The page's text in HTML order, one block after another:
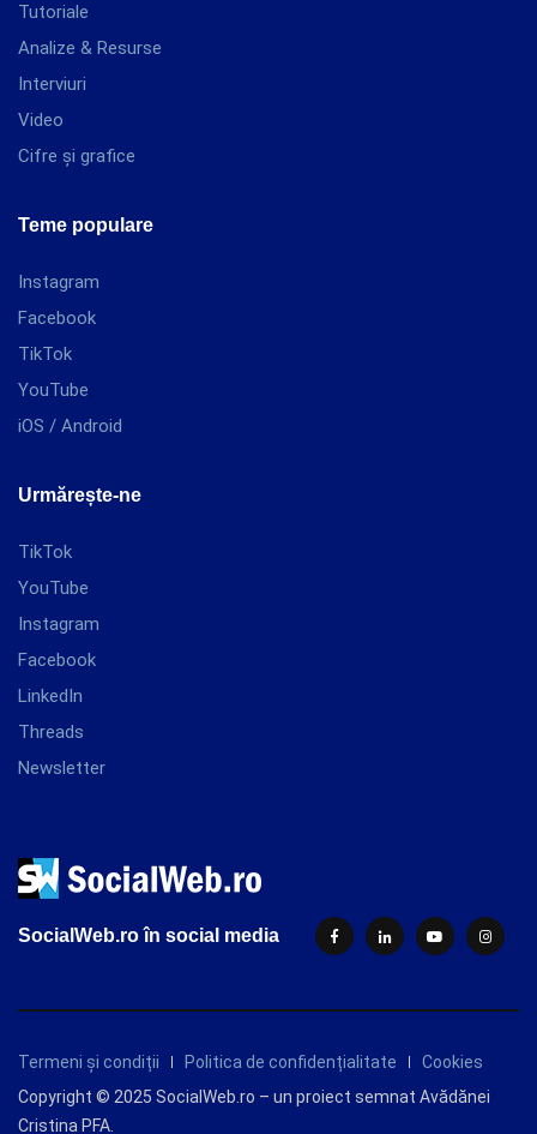
Tutoriale
Analize & Resurse
Interviuri
Video
Cifre și grafice
Teme populare
Instagram
Facebook
TikTok
YouTube
iOS / Android
Urmărește-ne
TikTok
YouTube
Instagram
Facebook
LinkedIn
Threads
Newsletter
SocialWeb.ro în social media
Termeni și condiții Politica de confidențialitate
Cookies
Copyright © 2025 SocialWeb.ro – un proiect semnat Avădănei
Cristina PFA.